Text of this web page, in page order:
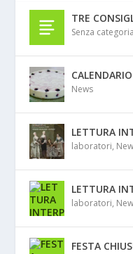
TRE
Senza categoria
News
LETTURA
laboratori,
LETTURA
laboratori,
FESTA